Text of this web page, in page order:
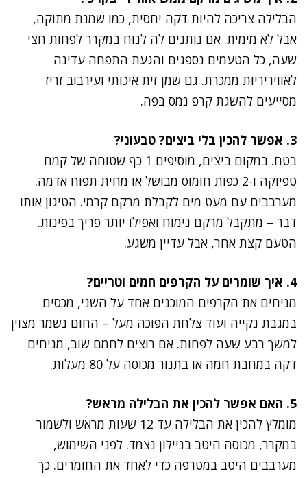
הבלילה צריכה להיות דקה יחסית, כמו שמנת מתוקה,
אבל לא מימית. אם נותנים לה לנוח במקרר לפחות חצי
שעה, כל הטעמים נספגים והגעת התפחה עדינה
לאוויריריות ממכרת. גם שמן זית איכותי ועירבוב זריז
מסייעים להשגת קרפ נמס בפה.
3. אפשר להכין בלי ביצים? טבעוני?
בטח. במקום ביצים, מוסיפים 1 כף שטוחה של קמח
טפיוקה ו-2 כפות חומוס מבושל או מחית תפוח אדמה.
מערבבים עם מעט מים לקבלת מרקם קרמי. הטיגון אותו
דבר – מתקבל מרקם נימוח ואפילו יותר פריך בפינות.
הטעם קצת אחר, אבל עדיין משגע.
4. איך שומרים על הקרפים חמים וטריים?
מניחים את הקרפים המוכנים אחד על השני, מכסים
במגבת נקייה ועוד צלחת הפוכה מעל – החום נשמר מצוין
למשך רבע שעה לפחות. אם רוצים לחמם שוב, מניחים
דקה במחבת חמה או בתנור מכוסה על 80 מעלות.
5. האם אפשר להכין את הבלילה מראש?
מומלץ להכין את הבלילה עד 12 שעות מראש ולשמור
במקרר, מכוסה היטב בניילון נצמד. לפני השימוש,
מערבבים היטב במטרפה כדי לאחד את החומרים. כך